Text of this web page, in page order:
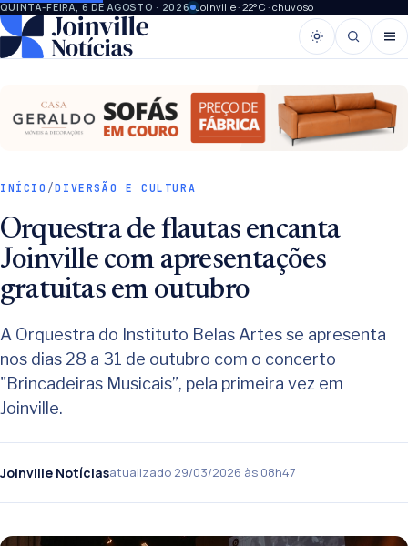
QUINTA-FEIRA, 6 DE AGOSTO · 2026 Joinville · 22°C · chuvoso
INÍCIO /DIVERSÃO E CULTURA
Orquestra de flautas encanta
Joinville com apresentações
gratuitas em outubro
A Orquestra do Instituto Belas Artes se apresenta
nos dias 28 a 31 de outubro com o concerto
"Brincadeiras Musicais”, pela primeira vez em
Joinville.
Joinville Notíciasatualizado 29/03/2026 às 08h47